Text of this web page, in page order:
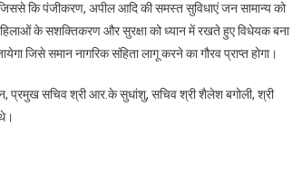
जिससे कि पंजीकरण, अपील आदि की समस्त सुविधाएं जन सामान्य को
के सशक्तिकरण और सुरक्षा को ध्यान में रखते हुए विधेयक बना
जिसे समान नागरिक संहिता लागू करने का गौरव प्राप्त होगा।
प्रमुख सचिव श्री आर.के सुधांशु, सचिव श्री शैलेश बगोली, श्री